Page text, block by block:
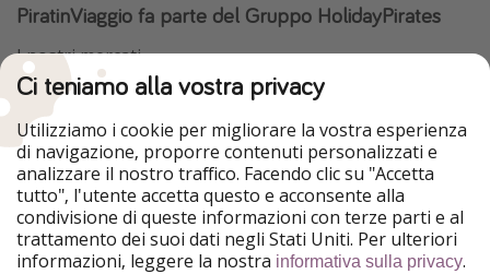
PiratinViaggio fa parte del Gruppo HolidayPirates
I nostri mercati
HolidayPirates
VakantiePiraten
WakacyjniPiraci
Ferienpiraten
Urlaubspiraten
Urlaubspiraten
ViajerosPiratas
TravelPirates
Il nostro gruppo
HolidayPirates Group
Ci teniamo alla vostra privacy
Utilizziamo i cookie per migliorare la vostra esperienza
di navigazione, proporre contenuti personalizzati e
analizzare il nostro traffico. Facendo clic su "Accetta
tutto", l'utente accetta questo e acconsente alla
condivisione di queste informazioni con terze parti e al
trattamento dei suoi dati negli Stati Uniti. Per ulteriori
informazioni, leggere la nostra informativa sulla privacy.